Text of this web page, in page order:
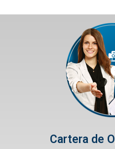
Cartera de